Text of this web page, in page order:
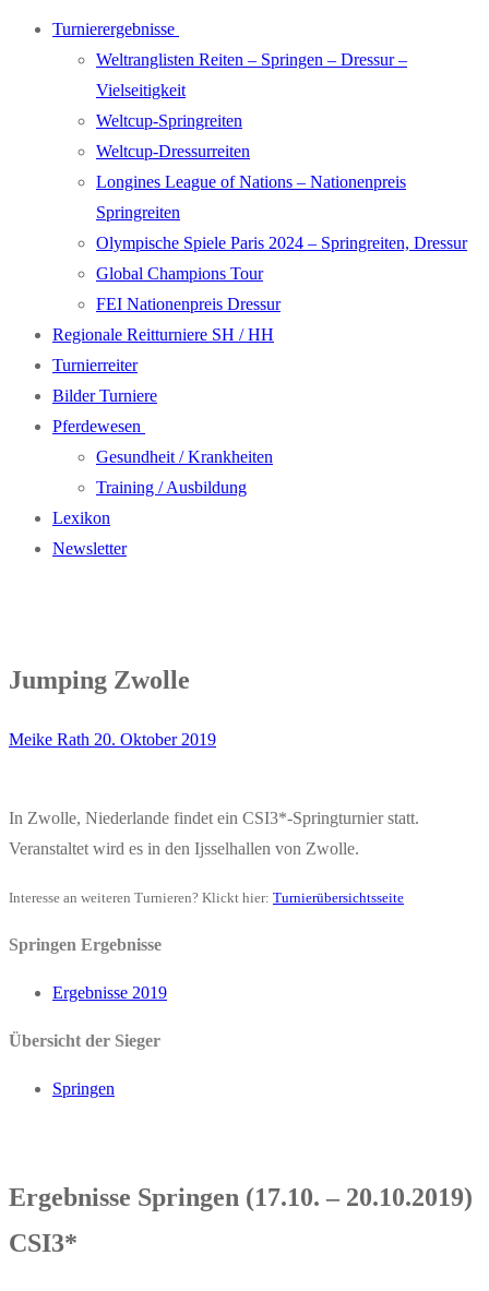
Turnierergebnisse
Weltranglisten Reiten – Springen – Dressur –
Vielseitigkeit
Weltcup-Springreiten
Weltcup-Dressurreiten
Longines League of Nations – Nationenpreis
Springreiten
Olympische Spiele Paris 2024 – Springreiten, Dressur
Global Champions Tour
FEI Nationenpreis Dressur
Regionale Reitturniere SH / HH
Turnierreiter
Bilder Turniere
Pferdewesen
Gesundheit / Krankheiten
Training / Ausbildung
Lexikon
Newsletter
Jumping Zwolle
Meike Rath 20. Oktober 2019
In Zwolle, Niederlande findet ein CSI3*-Springturnier statt.
Veranstaltet wird es in den Ijsselhallen von Zwolle.
Interesse an weiteren Turnieren? Klickt hier: Turnierübersichtsseite
Springen Ergebnisse
Ergebnisse 2019
Übersicht der Sieger
Springen
Ergebnisse Springen (17.10. – 20.10.2019)
CSI3*